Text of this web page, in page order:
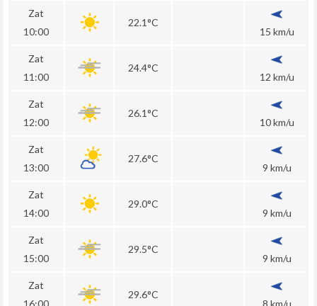
Zat
10:00
22.1°C
15 km/u
Zat
11:00
24.4°C
12 km/u
Zat
12:00
26.1°C
10 km/u
Zat
13:00
27.6°C
9 km/u
Zat
14:00
29.0°C
9 km/u
Zat
15:00
29.5°C
9 km/u
Zat
16:00
29.6°C
8 km/u